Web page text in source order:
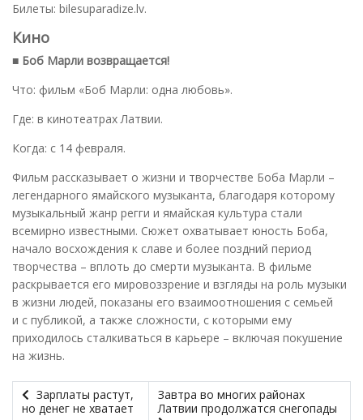
Билеты: bilesuparadize.lv.
Кино
■ Боб Марли возвращается!
Что: фильм «Боб Марли: одна любовь».
Где: в кинотеатрах Латвии.
Когда: с 14 февраля.
Фильм рассказывает о жизни и творчестве Боба Марли –
легендарного ямайского музыканта, благодаря которому
музыкальный жанр регги и ямайская культура стали
всемирно известными. Сюжет охватывает юность Боба,
начало восхождения к славе и более поздний период
творчества – вплоть до смерти музыканта. В фильме
раскрывается его мировоззрение и взгляды на роль музыки
в жизни людей, показаны его взаимоотношения с семьей
и с публикой, а также сложности, с которыми ему
приходилось сталкиваться в карьере – включая покушение
на жизнь.
Зарплаты растут,
но денег не хватает
Завтра во многих районах
Латвии продолжатся снегопады